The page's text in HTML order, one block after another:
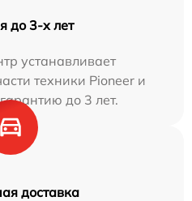
до 3-х лет
устанавливает
техники Pioneer и
до 3 лет.
доставка